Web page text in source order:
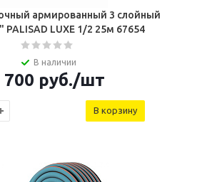
армированный 3 слойный
"Standart " PALISAD LUXE 1/2 25м 67654
В наличии
700 руб./шт
В корзину